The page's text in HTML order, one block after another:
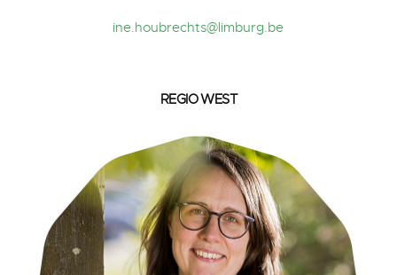
ine.houbrechts@limburg.be
REGIO WEST